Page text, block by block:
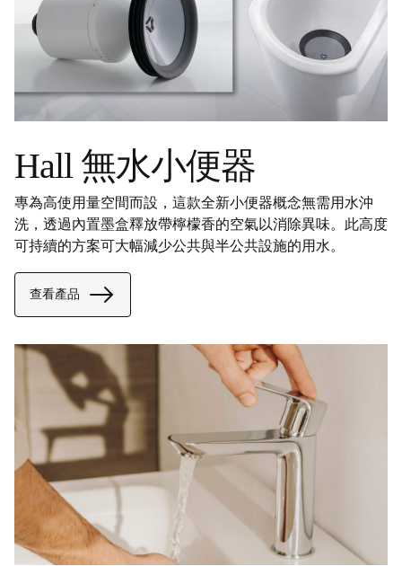
Hall 無水小便器
專為高使用量空間而設，這款全新小便器概念無需用水沖
洗，透過內置墨盒釋放帶檸檬香的空氣以消除異味。此高度
可持續的方案可大幅減少公共與半公共設施的用水。
查看產品